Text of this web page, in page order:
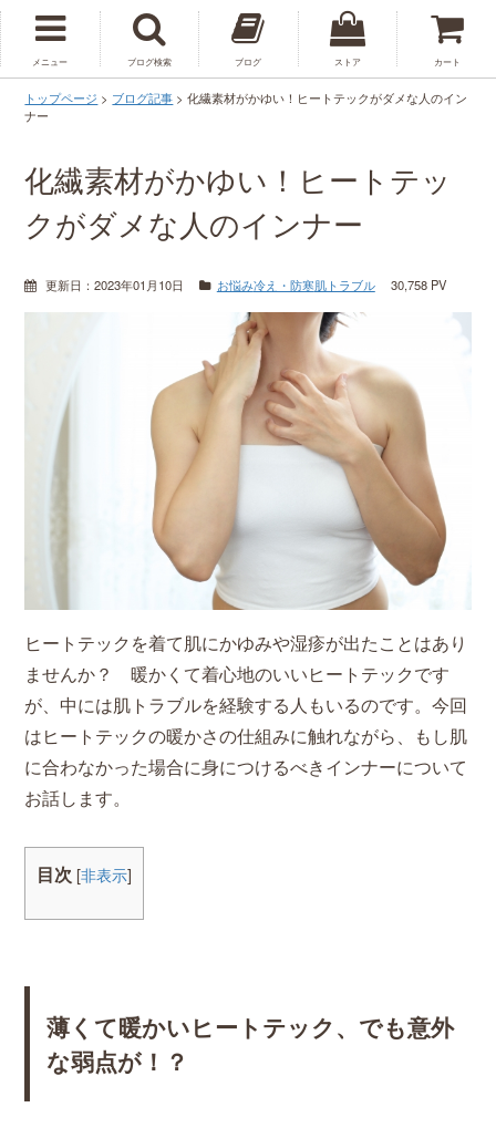
メニュー ブログ検索 ブログ ストア カート
トップページ > ブログ記事 >化繊素材がかゆい！ヒートテックがダメな人のイン
ナー
化繊素材がかゆい！ヒートテッ
クがダメな人のインナー
更新日： 2023年01月10日 お悩み冷え・防寒肌トラブル 30,758 PV
ヒートテックを着て肌にかゆみや湿疹が出たことはあり
ませんか？ 暖かくて着心地のいいヒートテックです
が、中には肌トラブルを経験する人もいるのです。今回
はヒートテックの暖かさの仕組みに触れながら、もし肌
に合わなかった場合に身につけるべきインナーについて
お話します。
目次 [非表示]
薄くて暖かいヒートテック、でも意外
な弱点が！？